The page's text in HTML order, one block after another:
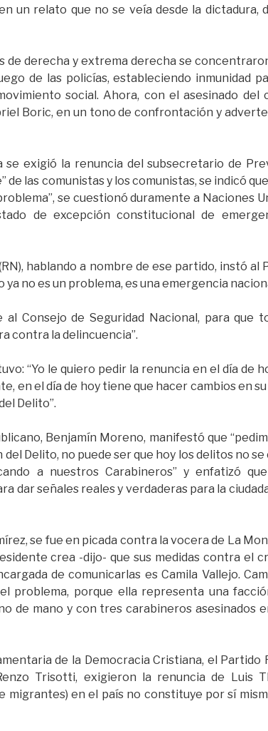
un relato que no se veía desde la dictadura,
de derecha y extrema derecha se
de las policías, estableciendo inmunidad
social. Ahora, con el asesinado del
Boric, en un tono de confrontación y
exigió la renuncia del subsecretario de
de las comunistas y los comunistas, se indicó
se cuestionó duramente a Naciones
de excepción constitucional de
hablando a nombre de ese partido, instó al
no es un problema, es una emergencia
Consejo de Seguridad Nacional, para que
contra la delincuencia”.
“Yo le quiero pedir la renuncia en el día de
en el día de hoy tiene que hacer cambios en
Delito”.
Benjamín Moreno, manifestó que
Delito, no puede ser que hoy los delitos no
a nuestros Carabineros” y enfatizó
dar señales reales y verdaderas para la
se fue en picada contra la vocera de La
crea -dijo- que sus medidas contra el
de comunicarlas es Camila Vallejo.
problema, porque ella representa una
de mano y con tres carabineros asesinados
de la Democracia Cristiana, el Partido
Trisotti, exigieron la renuncia de Luis
migrantes) en el país no constituye por sí